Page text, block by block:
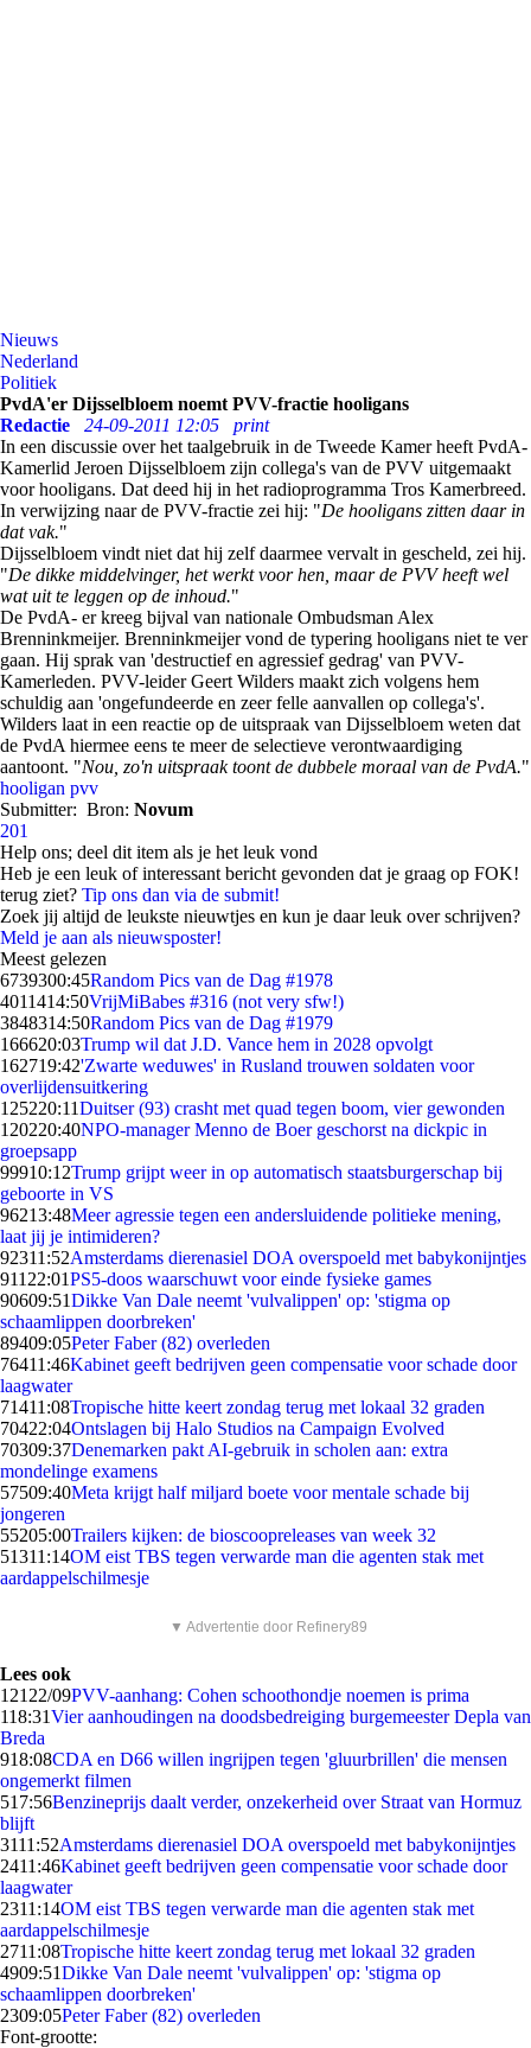
Nieuws
Nederland
Politiek
PvdA'er Dijsselbloem noemt PVV-fractie hooligans
Redactie
24-09-2011 12:05
print
In een discussie over het taalgebruik in de Tweede Kamer heeft PvdA-
Kamerlid Jeroen Dijsselbloem zijn collega's van de PVV uitgemaakt
voor hooligans. Dat deed hij in het radioprogramma Tros Kamerbreed.
In verwijzing naar de PVV-fractie zei hij: "De hooligans zitten daar in
dat vak."
Dijsselbloem vindt niet dat hij zelf daarmee vervalt in gescheld, zei hij.
"De dikke middelvinger, het werkt voor hen, maar de PVV heeft wel
wat uit te leggen op de inhoud."
De PvdA- er kreeg bijval van nationale Ombudsman Alex
Brenninkmeijer. Brenninkmeijer vond de typering hooligans niet te ver
gaan. Hij sprak van 'destructief en agressief gedrag' van PVV-
Kamerleden. PVV-leider Geert Wilders maakt zich volgens hem
schuldig aan 'ongefundeerde en zeer felle aanvallen op collega's'.
Wilders laat in een reactie op de uitspraak van Dijsselbloem weten dat
de PvdA hiermee eens te meer de selectieve verontwaardiging
aantoont. "Nou, zo'n uitspraak toont de dubbele moraal van de PvdA."
hooligan pvv
Submitter: Bron: Novum
201
Help ons; deel dit item als je het leuk vond
Heb je een leuk of interessant bericht gevonden dat je graag op FOK!
terug ziet? Tip ons dan via de submit!
Zoek jij altijd de leukste nieuwtjes en kun je daar leuk over schrijven?
Meld je aan als nieuwsposter!
Meest gelezen
6739300:45Random Pics van de Dag #1978
4011414:50VrijMiBabes #316 (not very sfw!)
3848314:50Random Pics van de Dag #1979
166620:03Trump wil dat J.D. Vance hem in 2028 opvolgt
162719:42'Zwarte weduwes' in Rusland trouwen soldaten voor
overlijdensuitkering
125220:11Duitser (93) crasht met quad tegen boom, vier gewonden
120220:40NPO-manager Menno de Boer geschorst na dickpic in
groepsapp
99910:12Trump grijpt weer in op automatisch staatsburgerschap bij
geboorte in VS
96213:48Meer agressie tegen een andersluidende politieke mening,
laat jij je intimideren?
92311:52Amsterdams dierenasiel DOA overspoeld met babykonijntjes
911 22:01PS5-doos waarschuwt voor einde fysieke games
90609:51Dikke Van Dale neemt 'vulvalippen' op: 'stigma op
schaamlippen doorbreken'
89409:05Peter Faber (82) overleden
76411:46Kabinet geeft bedrijven geen compensatie voor schade door
laagwater
71411:08Tropische hitte keert zondag terug met lokaal 32 graden
70422:04Ontslagen bij Halo Studios na Campaign Evolved
70309:37Denemarken pakt AI-gebruik in scholen aan: extra
mondelinge examens
57509:40Meta krijgt half miljard boete voor mentale schade bij
jongeren
55205:00Trailers kijken: de bioscoopreleases van week 32
51311:14OM eist TBS tegen verwarde man die agenten stak met
aardappelschilmesje
▼ Advertentie door Refinery89
Lees ook
121 22/09PVV-aanhang: Cohen schoothondje noemen is prima
118:31Vier aanhoudingen na doodsbedreiging burgemeester Depla van
Breda
918:08CDA en D66 willen ingrijpen tegen 'gluurbrillen' die mensen
ongemerkt filmen
517:56Benzineprijs daalt verder, onzekerheid over Straat van Hormuz
blijft
3111:52Amsterdams dierenasiel DOA overspoeld met babykonijntjes
2411:46Kabinet geeft bedrijven geen compensatie voor schade door
laagwater
2311:14OM eist TBS tegen verwarde man die agenten stak met
aardappelschilmesje
2711:08Tropische hitte keert zondag terug met lokaal 32 graden
4909:51Dikke Van Dale neemt 'vulvalippen' op: 'stigma op
schaamlippen doorbreken'
2309:05Peter Faber (82) overleden
Font-grootte: